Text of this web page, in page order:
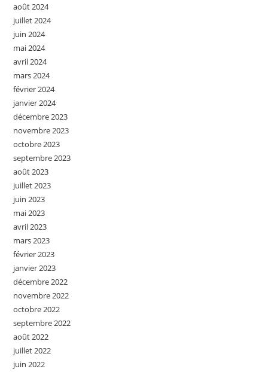
août 2024
juillet 2024
juin 2024
mai 2024
avril 2024
mars 2024
février 2024
janvier 2024
décembre 2023
novembre 2023
octobre 2023
septembre 2023
août 2023
juillet 2023
juin 2023
mai 2023
avril 2023
mars 2023
février 2023
janvier 2023
décembre 2022
novembre 2022
octobre 2022
septembre 2022
août 2022
juillet 2022
juin 2022